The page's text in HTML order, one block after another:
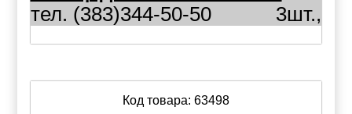
3шт.,
тел. (383)344-50-50
Код товара: 63498